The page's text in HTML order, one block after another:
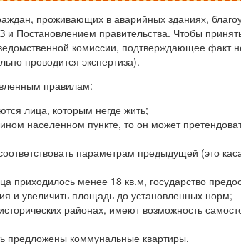
проживающих в аварийных зданиях,
Постановлением правительства. Чтобы
комиссии, подтверждающее факт
проводится экспертиза).
правилам:
лица, которым негде жить;
населенном пункте, то он может
параметрам предыдущей (это
приходилось менее 18 кв.м, государство
и увеличить площадь до установленных норм;
районах, имеют возможность
предложены коммунальные квартиры.